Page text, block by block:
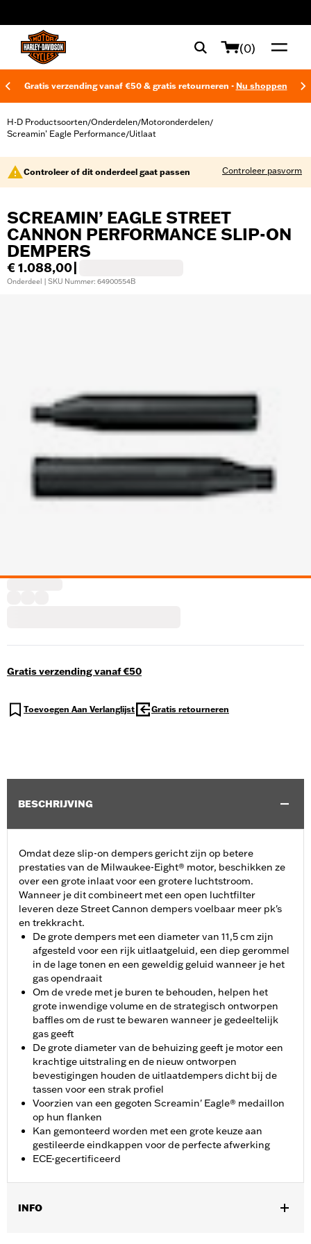
(0)
Gratis verzending vanaf €50 & gratis retourneren - Nu shoppen
H-D Productsoorten/Onderdelen/Motoronderdelen/
Screamin’ Eagle Performance/Uitlaat
Controleer of dit onderdeel gaat passen Controleer pasvorm
SCREAMIN’ EAGLE STREET
CANNON PERFORMANCE SLIP-ON
DEMPERS
€ 1.088,00
Onderdeel | SKU Nummer: 64900554B
Gratis verzending vanaf €50
Toevoegen Aan Verlanglijst Gratis retourneren
BESCHRIJVING
Omdat deze slip-on dempers gericht zijn op betere
prestaties van de Milwaukee-Eight® motor, beschikken ze
over een grote inlaat voor een grotere luchtstroom.
Wanneer je dit combineert met een open luchtfilter
leveren deze Street Cannon dempers voelbaar meer pk's
en trekkracht.
De grote dempers met een diameter van 11,5 cm zijn
afgesteld voor een rijk uitlaatgeluid, een diep gerommel
in de lage tonen en een geweldig geluid wanneer je het
gas opendraait
Om de vrede met je buren te behouden, helpen het
grote inwendige volume en de strategisch ontworpen
baffles om de rust te bewaren wanneer je gedeeltelijk
gas geeft
De grote diameter van de behuizing geeft je motor een
krachtige uitstraling en de nieuw ontworpen
bevestigingen houden de uitlaatdempers dicht bij de
tassen voor een strak profiel
Voorzien van een gegoten Screamin' Eagle® medaillon
op hun flanken
Kan gemonteerd worden met een grote keuze aan
gestileerde eindkappen voor de perfecte afwerking
ECE-gecertificeerd
INFO